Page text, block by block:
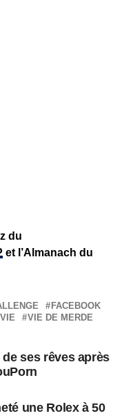
du
et l’Almanach du
FACEBOOK
VIE VIE DE MERDE
ses rêves après
une Rolex à 50